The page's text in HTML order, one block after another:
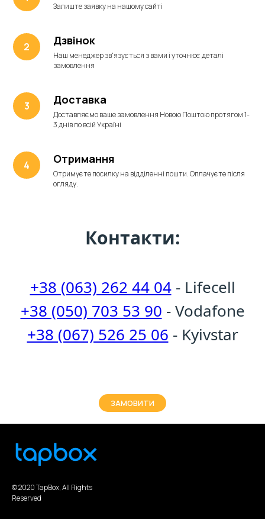
Залиште заявку на нашому сайті
Дзвінок
Наш менеджер зв'язується з вами і уточнює деталі
замовлення
Доставка
Доставляємо ваше замовлення Новою Поштою протягом 1-
3 днів по всій Україні
Отримання
Отримуєте посилку на відділенні пошти. Оплачуєте після
огляду.
Контакти:
+38 (063) 262 44 04- Lifecell
+38 (050) 703 53 90 - Vodafone
+38 (067) 526 25 06 - Kyivstar
ЗАМОВИТИ
© 2020 TapBox, All Rights
Reserved